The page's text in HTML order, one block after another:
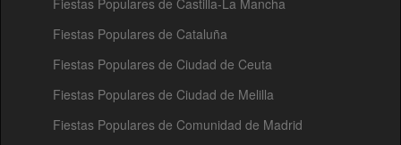
Fiestas Populares de Castilla-La Mancha
Fiestas Populares de Cataluña
Fiestas Populares de Ciudad de Ceuta
Fiestas Populares de Ciudad de Melilla
Fiestas Populares de Comunidad de Madrid